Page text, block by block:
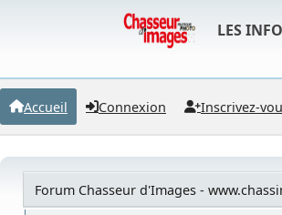
LES
Accueil Connexion Inscrivez-
Forum Chasseur d'Images -